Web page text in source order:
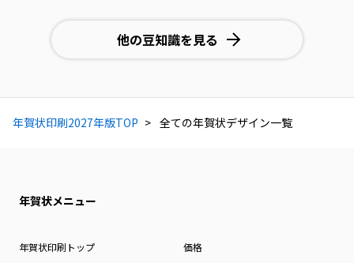
他の豆知識を見る
年賀状印刷2027年版TOP 全ての年賀状デザイン一覧
年賀状メニュー
年賀状印刷トップ 価格